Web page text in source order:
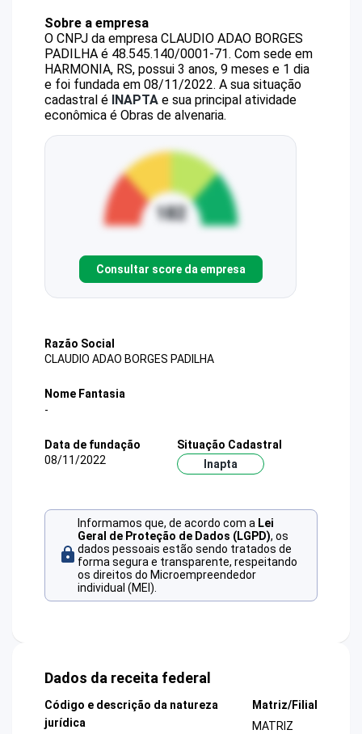
Sobre a empresa
O CNPJ da empresa CLAUDIO ADAO BORGES
PADILHA é 48.545.140/0001-71. Com sede em
HARMONIA, RS, possui 3 anos, 9 meses e 1 dia
e foi fundada em 08/11/2022. A sua situação
cadastral é INAPTA e sua principal atividade
econômica é Obras de alvenaria.
Consultar score da empresa
Razão Social
CLAUDIO ADAO BORGES PADILHA
Nome Fantasia
-
Data de fundação
08/11/2022
Situação Cadastral
Inapta
Informamos que, de acordo com a Lei
Geral de Proteção de Dados (LGPD), os
dados pessoais estão sendo tratados de
forma segura e transparente, respeitando
os direitos do Microempreendedor
individual (MEI).
Dados da receita federal
Código e descrição da natureza
jurídica
Matriz/Filial
MATRIZ